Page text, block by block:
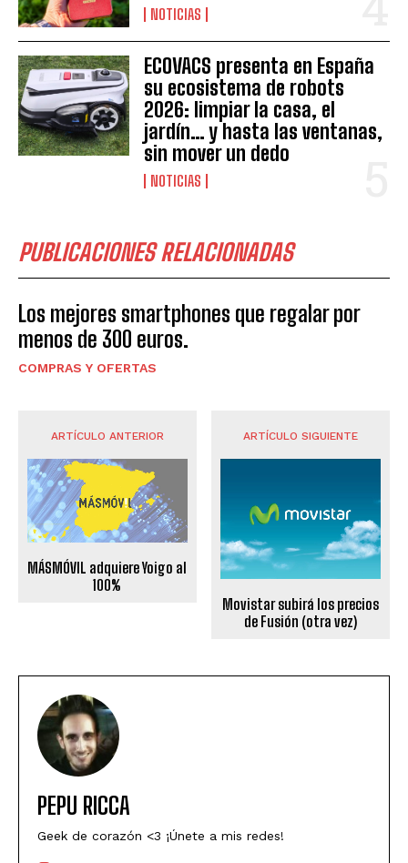
NOTICIAS
ECOVACS presenta en España
su ecosistema de robots
2026: limpiar la casa, el
jardín… y hasta las ventanas,
sin mover un dedo
NOTICIAS
PUBLICACIONES RELACIONADAS
Los mejores smartphones que regalar por
menos de 300 euros.
COMPRAS Y OFERTAS
ARTÍCULO ANTERIOR
MÁSMÓVIL adquiere Yoigo al
100%
ARTÍCULO SIGUIENTE
Movistar subirá los precios
de Fusión (otra vez)
PEPU RICCA
Geek de corazón <3 ¡Únete a mis redes!